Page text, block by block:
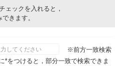
ェックを入れると，
きます。
※前方一致検索
*をつけると，部分一致で検索できま